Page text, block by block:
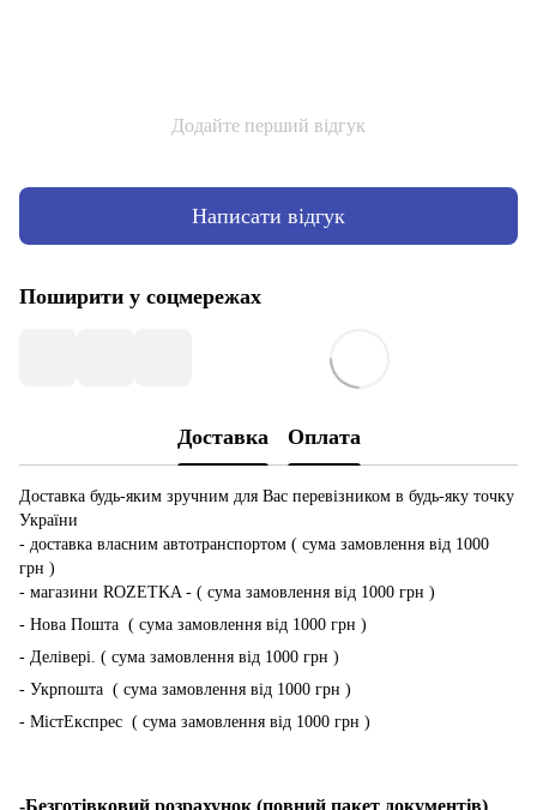
Додайте перший відгук
Написати відгук
Поширити у соцмережах
Доставка Оплата
Доставка будь-яким зручним для Вас перевізником в будь-яку точку
України
- доставка власним автотранспортом ( сума замовлення від 1000
грн )
- магазини ROZETKA - ( сума замовлення від 1000 грн )
- Нова Пошта ( сума замовлення від 1000 грн )
- Делівері. ( сума замовлення від 1000 грн )
- Укрпошта ( сума замовлення від 1000 грн )
- МістЕкспрес ( сума замовлення від 1000 грн )